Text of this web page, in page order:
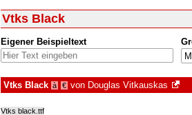
Vtks Black
Eigener Beispieltext
Vtks Black à € von Douglas Vitkauskas
Vtks black.ttf